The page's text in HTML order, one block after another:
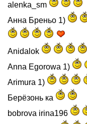
alenka_sm
Анна Бреньо 1)
Anidalok
Anna Egorowa 1)
Arimura 1)
Берёзонь ка
bobrova irina196